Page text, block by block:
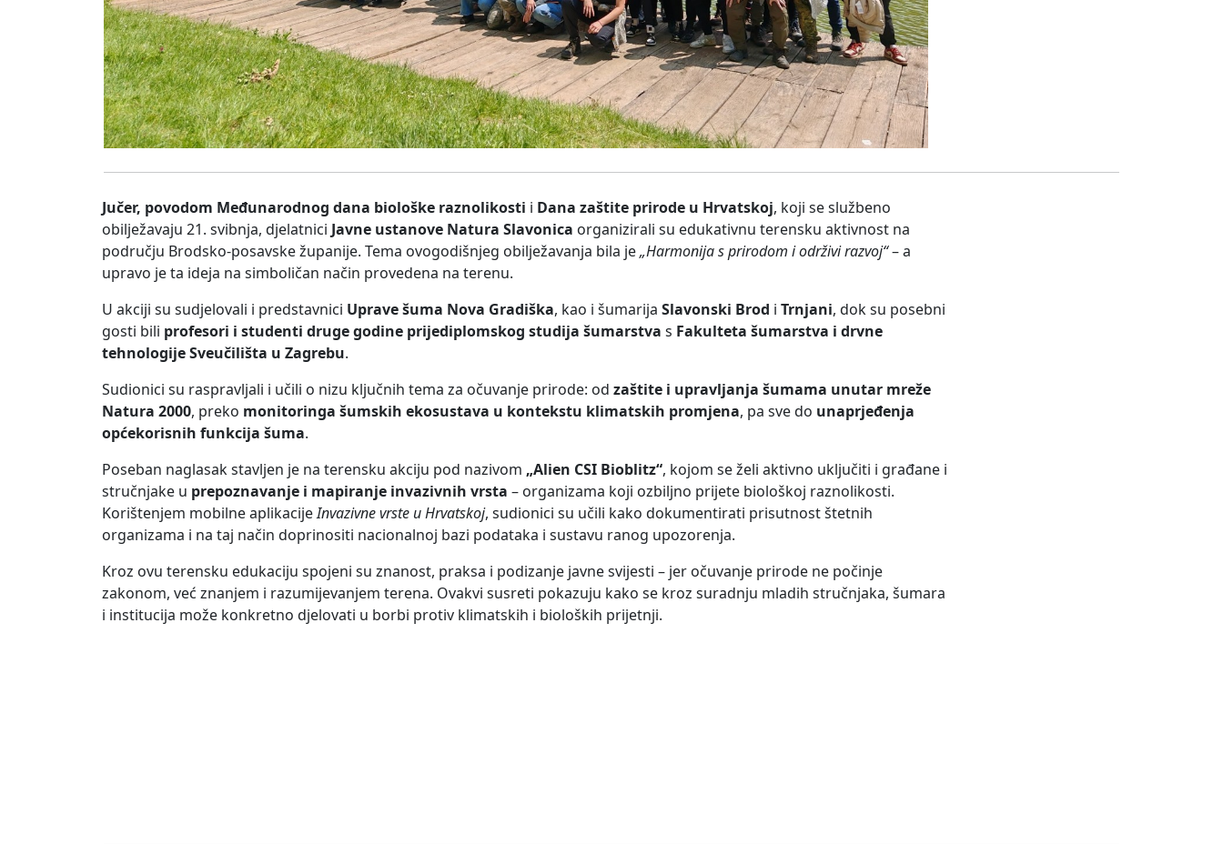
Jučer, povodom Međunarodnog dana biološke raznolikosti i Dana zaštite prirode u Hrvatskoj, koji se službeno
obilježavaju 21. svibnja, djelatnici Javne ustanove Natura Slavonica organizirali su edukativnu terensku aktivnost na
području Brodsko-posavske županije. Tema ovogodišnjeg obilježavanja bila je„Harmonija s prirodom i održivi razvoj“– a
upravo je ta ideja na simboličan način provedena na terenu.
U akciji su sudjelovali i predstavnici Uprave šuma Nova Gradiška, kao i šumarija Slavonski Brod i Trnjani, dok su posebni
gosti bili profesori i studenti druge godine prijediplomskog studija šumarstva s Fakulteta šumarstva i drvne
tehnologije Sveučilišta u Zagrebu.
Sudionici su raspravljali i učili o nizu ključnih tema za očuvanje prirode: od zaštite i upravljanja šumama unutar mreže
Natura 2000, preko monitoringa šumskih ekosustava u kontekstu klimatskih promjena, pa sve do unaprjeđenja
općekorisnih funkcija šuma.
Poseban naglasak stavljen je na terensku akciju pod nazivom „Alien CSI Bioblitz“, kojom se želi aktivno uključiti i građane i
stručnjake u prepoznavanje i mapiranje invazivnih vrsta – organizama koji ozbiljno prijete biološkoj raznolikosti.
Korištenjem mobilne aplikacijeInvazivne vrste u Hrvatskoj, sudionici su učili kako dokumentirati prisutnost štetnih
organizama i na taj način doprinositi nacionalnoj bazi podataka i sustavu ranog upozorenja.
Kroz ovu terensku edukaciju spojeni su znanost, praksa i podizanje javne svijesti – jer očuvanje prirode ne počinje
zakonom, već znanjem i razumijevanjem terena. Ovakvi susreti pokazuju kako se kroz suradnju mladih stručnjaka, šumara
i institucija može konkretno djelovati u borbi protiv klimatskih i bioloških prijetnji.